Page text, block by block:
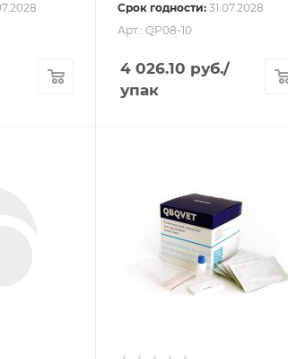
Срок годности: 31.07.2028
Арт.: QP08-10
4 026.10 руб./
упак